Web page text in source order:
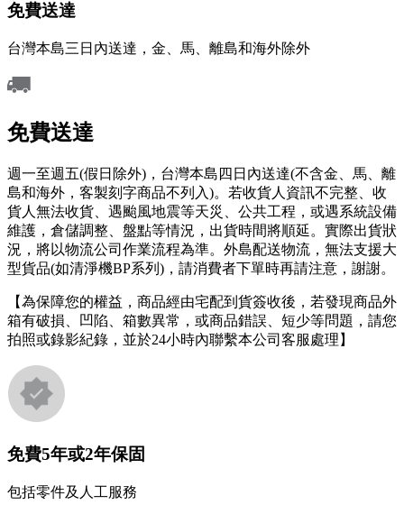
免費送達
台灣本島三日內送達，金、馬、離島和海外除外
免費送達
週一至週五(假日除外)，台灣本島四日內送達(不含金、馬、離
島和海外，客製刻字商品不列入)。若收貨人資訊不完整、收
貨人無法收貨、遇颱風地震等天災、公共工程，或遇系統設備
維護，倉儲調整、盤點等情況，出貨時間將順延。實際出貨狀
況，將以物流公司作業流程為準。外島配送物流，無法支援大
型貨品(如清淨機BP系列)，請消費者下單時再請注意，謝謝。
【為保障您的權益，商品經由宅配到貨簽收後，若發現商品外
箱有破損、凹陷、箱數異常，或商品錯誤、短少等問題，請您
拍照或錄影紀錄，並於24小時內聯繫本公司客服處理】
免費5年或2年保固
包括零件及人工服務